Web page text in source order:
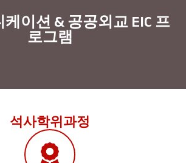
이션 & 공공외교 EIC 프
로그램
석사학위과정